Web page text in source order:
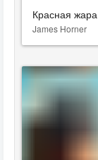
Красная жара
James Horner